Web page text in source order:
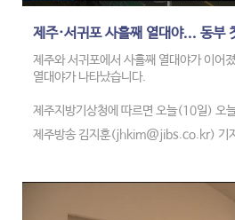
제주와 서귀포에서 사흘째 열대야가 이어
열대야가 나타났습니다.
제주지방기상청에 따르면 오늘(10일) 오
26.4도, 제주 25.7도, 고산 25.3도로 관측
제주시 동부에는 밤 최저기온 27도 이상이
제주방송 김지훈(jhkim@jibs.co.kr) 기